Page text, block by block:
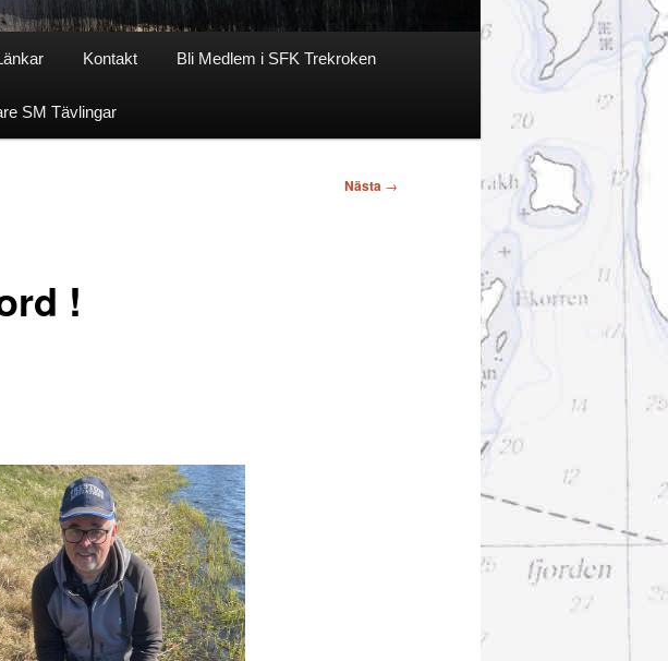
Kontakt Bli Medlem i SFK Trekroken
SM Tävlingar
Nästa →
!